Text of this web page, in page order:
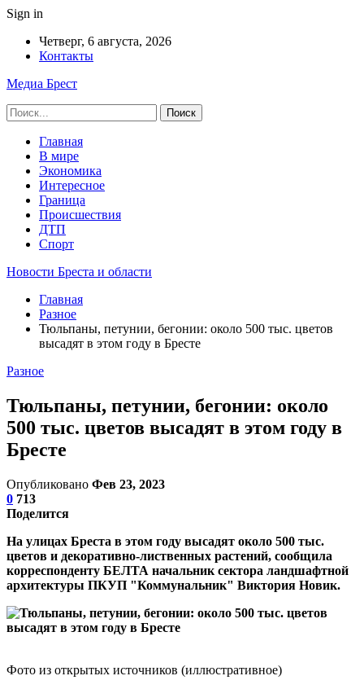
Sign in
Четверг, 6 августа, 2026
Контакты
Медиа Брест
Главная
В мире
Экономика
Интересное
Граница
Происшествия
ДТП
Спорт
Новости Бреста и области
Главная
Разное
Тюльпаны, петунии, бегонии: около 500 тыс. цветов
высадят в этом году в Бресте
Разное
Тюльпаны, петунии, бегонии: около
500 тыс. цветов высадят в этом году в
Бресте
Опубликовано Фев 23, 2023
0 713
Поделится
На улицах Бреста в этом году высадят около 500 тыс.
цветов и декоративно-лиственных растений, сообщила
корреспонденту БЕЛТА начальник сектора ландшафтной
архитектуры ПКУП "Коммунальник" Виктория Новик.
Фото из открытых источников (иллюстративное)